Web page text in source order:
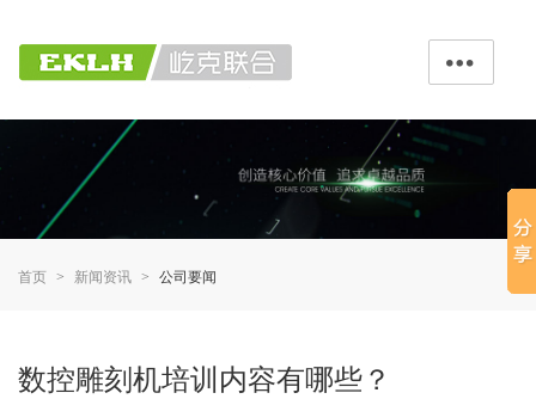

首页 > 新闻资讯 > 公司要闻
数控雕刻机培训内容有哪些？